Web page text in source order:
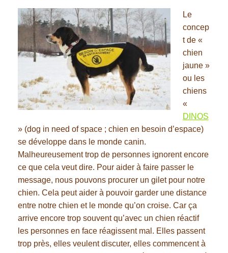
Le
concep
t de «
chien
jaune »
ou les
chiens
«
DINOS
» (dog in need of space ; chien en besoin d’espace)
se développe dans le monde canin.
Malheureusement trop de personnes ignorent encore
ce que cela veut dire. Pour aider à faire passer le
message, nous pouvons procurer un gilet pour notre
chien. Cela peut aider à pouvoir garder une distance
entre notre chien et le monde qu’on croise. Car ça
arrive encore trop souvent qu’avec un chien réactif
les personnes en face réagissent mal. Elles passent
trop près, elles veulent discuter, elles commencent à